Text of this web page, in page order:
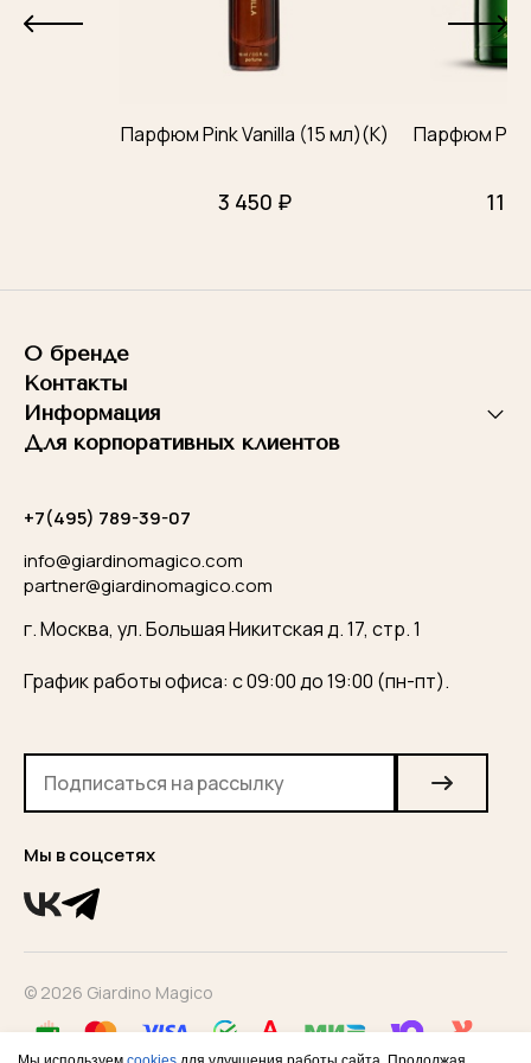
Парфюм Pink Vanilla (15 мл)(К)
3 450 ₽
Парфюм
11
О бренде
Контакты
Информация
Для корпоративных клиентов
Мы в соцсетях
+7(495) 789-39-07
info@giardinomagico.com
partner@giardinomagico.com
г. Москва, ул. Большая Никитская д. 17, стр. 1
График работы офиса: с 09:00 до 19:00 (пн-пт).
© 2026 Giardino Magico